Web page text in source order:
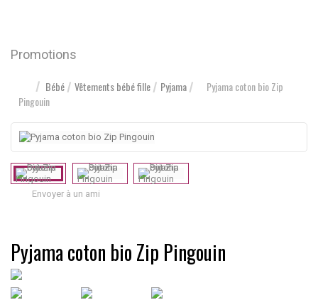
Promotions
Bébé Vêtements bébé fille Pyjama
Pyjama coton bio Zip
Pingouin
Envoyer à un ami
Pyjama coton bio Zip Pingouin